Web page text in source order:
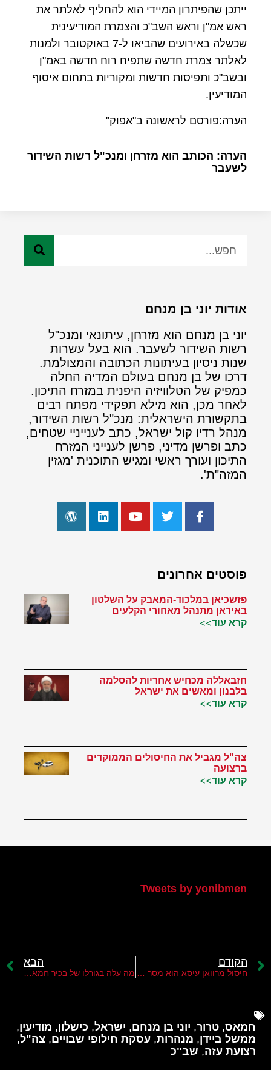
ייתכן שהפיתרון המיידי הוא להחליף לאלתר את
ראש אמ"ן וראש השב"כ והצמרת המודיעינית
שכשלה באירועים שהביאו ל-7 באוקטובר ולמנות
לאלתר צמרת חדשה שתפיח רוח חדשה באמ"ן
ובשב"כ ותפיסות חדשות ומקוריות בתחום איסוף
המודיעין.
הערה:פורסם לראשונה ב"אפוק"
הערה: הכותב הוא מזרחן ומנכ"ל רשות השידור
לשעבר
אודות יוני בן מנחם
יוני בן מנחם הוא מזרחן, עיתונאי ומנכ"ל
רשות השידור לשעבר. הוא בעל עשרות
שנות ניסיון בעיתונות הכתובה והמצולמת.
דרכו של בן מנחם בעולם המדיה החלה
כמפיק של הטלוויזיה היפנית במזרח התיכון.
לאחר מכן, הוא מילא תפקידי מפתח רבים
בתקשורת הישראלית: מנכ"ל רשות השידור,
מנהל רדיו קול ישראל, כתב לענייניי שטחים,
כתב ופרשן מדיני, פרשן לענייני המזרח
התיכון ועורך ראשי ומגיש התוכנית 'מגזין
המזה"ת'.
פוסטים אחרונים
פזשכיאן במלכוד-המאבק על השלטון
באיראן מתנהל מאחורי הקלעים
קרא עוד>>
חזבאללה מכחיש אחריות להסלמה
בלבנון ומאשים את ישראל
קרא עוד>>
צה"ל מגביל את החיסולים הממוקדים
ברצועה
קרא עוד>>
Tweets by yonibmen
הקודם הבא
חמאס, טרור, יוני בן מנחם, ישראל, כישלון, מודיעין,
ממשל ביידן, מנהרות, עסקת חילופי שבויים, צה"ל,
רצועת עזה, שב"כ